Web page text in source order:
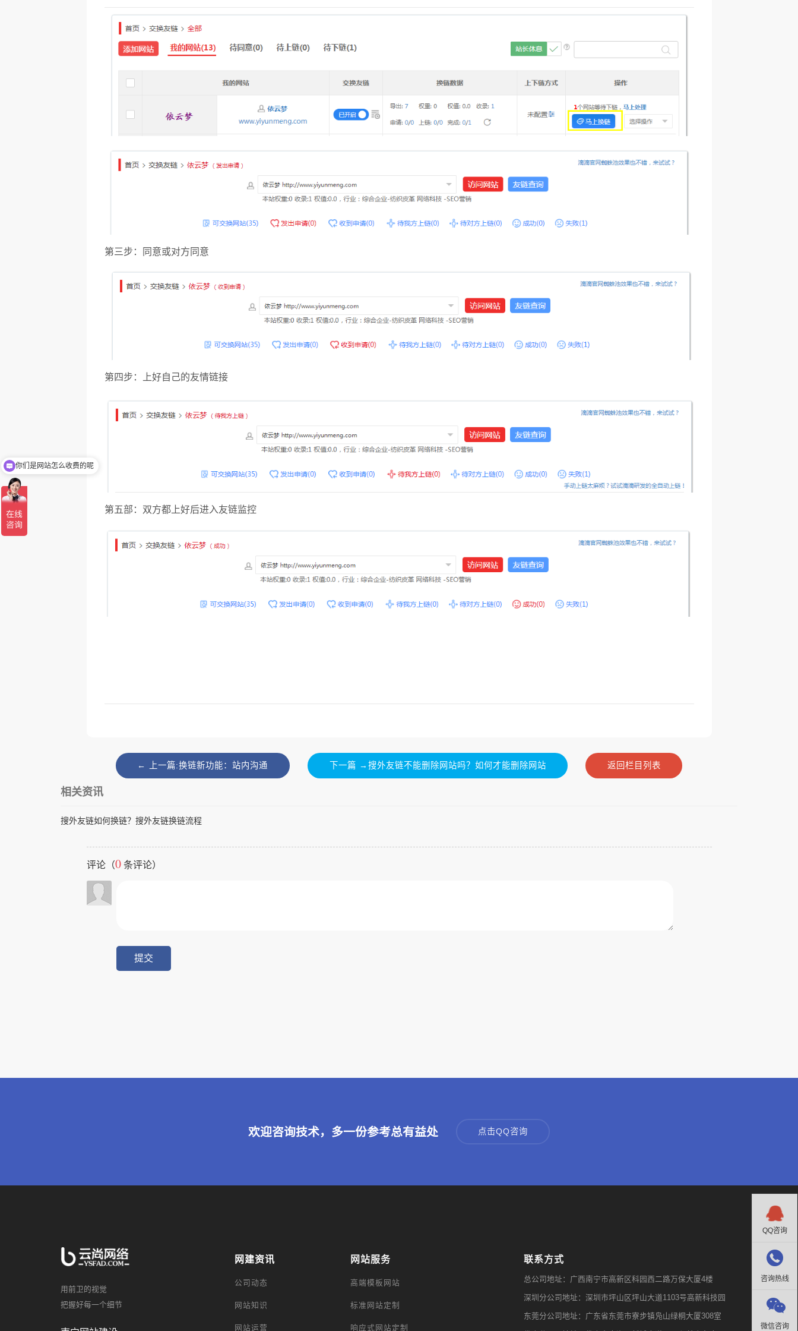
第三步：同意或对方同意
第四步：上好自己的友情链接
第五部：双方都上好后进入友链监控
← 上一篇:换链新功能：站内沟通 下一篇 →搜外友链不能删除网站吗？如何才能删除网站 返回栏目列表
相关资讯
搜外友链如何换链？搜外友链换链流程
评论（0条评论）
欢迎咨询技术，多一份参考总有益处 点击QQ咨询
用前卫的视觉
把握好每一个细节
网建资讯
公司动态
网站知识
网站运营
网站服务
高端模板网站
标准网站定制
响应式网站定制
联系方式
总公司地址：广西南宁市高新区科园西二路万保大厦4楼
深圳分公司地址：深圳市坪山区坪山大道1103号高新科技园
东莞分公司地址：广东省东莞市寮步镇凫山绿桐大厦308室

QQ咨询

咨询热线

微信咨询
我想做推广